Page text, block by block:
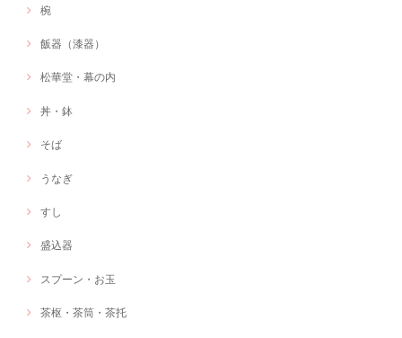
椀
飯器（漆器）
松華堂・幕の内
丼・鉢
そば
うなぎ
すし
盛込器
スプーン・お玉
茶枢・茶筒・茶托